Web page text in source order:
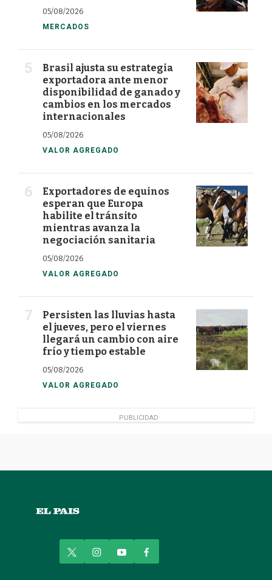
05/08/2026
MERCADOS
Brasil ajusta su estrategia
exportadora ante menor
disponibilidad de ganado y
cambios en los mercados
internacionales
05/08/2026
VALOR AGREGADO
Exportadores de equinos
esperan que Europa
habilite el tránsito
mientras avanza la
negociación sanitaria
05/08/2026
VALOR AGREGADO
Persisten las lluvias hasta
el jueves, pero el viernes
llegará un cambio con aire
frío y tiempo estable
05/08/2026
VALOR AGREGADO
PUBLICIDAD
w
i
n
y
o
a